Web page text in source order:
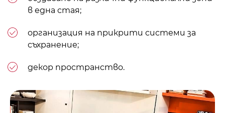
в една стая;
организация на прикрити системи за
съхранение;
декор пространство.